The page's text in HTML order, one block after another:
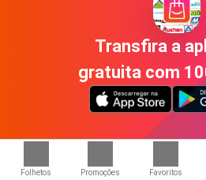
Folhetos Promoções Favoritos
Transfira a
gratuita com